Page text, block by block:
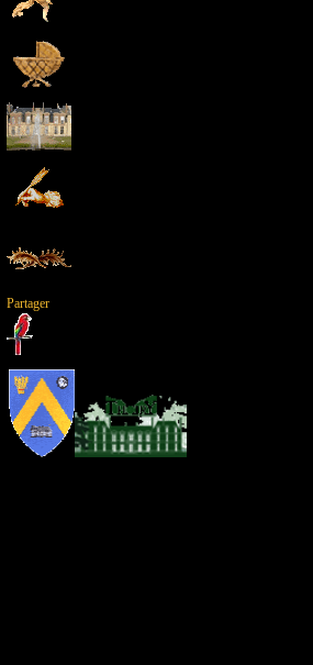
Partager